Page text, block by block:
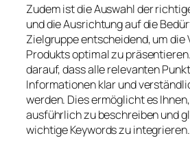
Zudem ist die Auswahl der
und die Ausrichtung auf die
Zielgruppe entscheidend, um die
Produkts optimal zu
darauf, dass alle relevanten
Informationen klar und
werden. Dies ermöglicht es
ausführlich zu beschreiben und
wichtige Keywords zu integrieren.